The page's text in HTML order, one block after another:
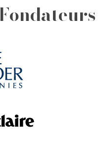
Fondateurs